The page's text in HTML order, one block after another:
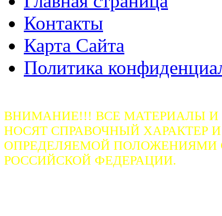
Контакты
Карта Сайта
Политика
ВНИМАНИЕ!!! ВСЕ МАТЕРИАЛЫ
НОСЯТ СПРАВОЧНЫЙ ХАРАКТЕР
ОПРЕДЕЛЯЕМОЙ ПОЛОЖЕНИЯМИ
РОССИЙСКОЙ ФЕДЕРАЦИИ.